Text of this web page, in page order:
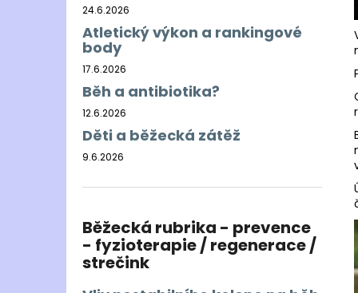
24.6.2026
Atletický výkon a rankingové
body
17.6.2026
Běh a antibiotika?
12.6.2026
Děti a běžecká zátěž
9.6.2026
Běžecká rubrika - prevence
- fyzioterapie / regenerace /
strečink